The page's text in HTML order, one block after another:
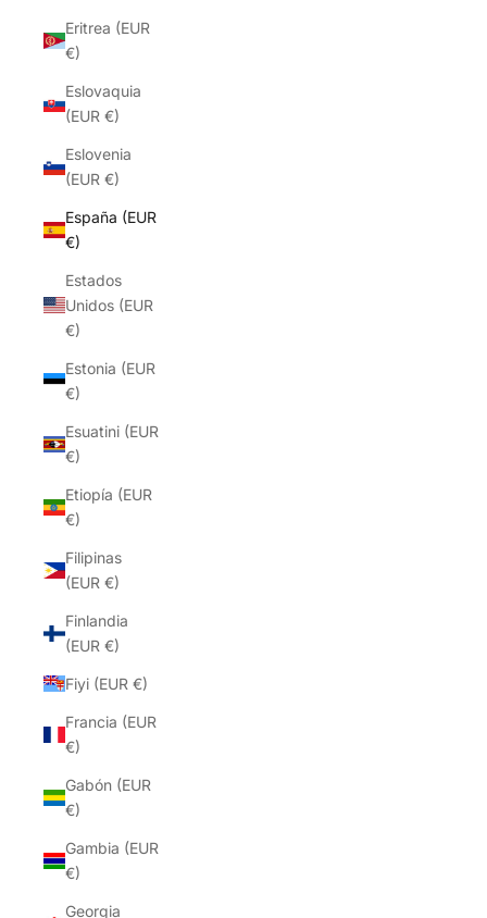
Eritrea (EUR
€)
Eslovaquia
(EUR €)
Eslovenia
(EUR €)
España (EUR
€)
Estados
Unidos (EUR
€)
Estonia (EUR
€)
Esuatini (EUR
€)
Etiopía (EUR
€)
Filipinas
(EUR €)
Finlandia
(EUR €)
Fiyi (EUR €)
Francia (EUR
€)
Gabón (EUR
€)
Gambia (EUR
€)
Georgia